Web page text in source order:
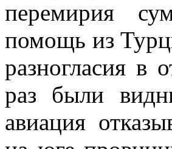
перемирия
помощь из
разногласия в
раз были
авиация